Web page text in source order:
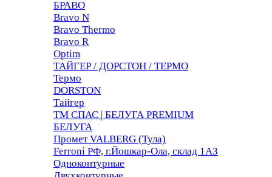
БРАВО
Bravo N
Bravo Thermo
Bravo R
Optim
ТАЙГЕР / ДОРСТОН / ТЕРМО
Термо
DORSTON
Тайгер
ТМ СПАС | БЕЛУГА PREMIUM
БЕЛУГА
Промет VALBERG (Тула)
Ferroni РФ, г.Йошкар-Ола, склад 1АЗ
Одноконтурные